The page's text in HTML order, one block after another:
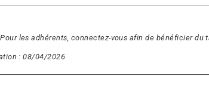
les adhérents, connectez-vous afin de bénéficier du
: 08/04/2026